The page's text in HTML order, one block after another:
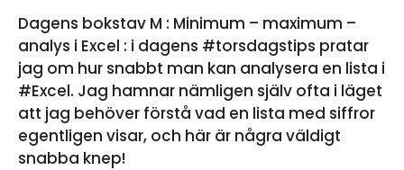
Dagens bokstav M : Minimum – maximum –
analys i Excel : i dagens #torsdagstips pratar
jag om hur snabbt man kan analysera en lista i
#Excel. Jag hamnar nämligen själv ofta i läget
att jag behöver förstå vad en lista med siffror
egentligen visar, och här är några väldigt
snabba knep!